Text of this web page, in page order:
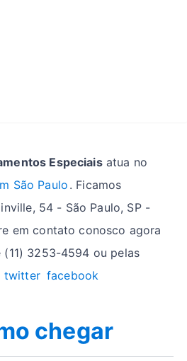
Especiaisatua no
São Paulo . Ficamos
54 - São Paulo, SP -
em contato conosco agora
(11) 3253-4594 ou pelas
twitter facebook
chegar